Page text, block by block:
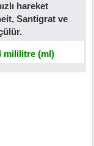
hareket
Santigrat ve
mililitre (ml)